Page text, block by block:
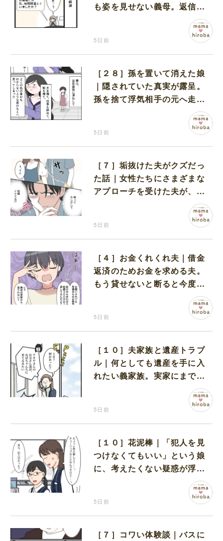
も姿を見せない義母。返信す
らなく不安な時間を過ごす
5日前
［２８］孫を置いて消えた娘
｜隠されていた真実が露呈。
孫を捨て浮気相手の元へ走り
5日前
［７］垢抜けた夫がクズだっ
た話｜女性たちにさまざまな
アプローチを受けた夫が、垢
抜け効果をジワジワと実感し
5日前
［４］お金くれくれ夫｜借金
返済のためお金を求める夫。
もう貸せないと断ると今度は
5日前
［１０］夫家族と遺産トラブ
ル｜何としても遺産を手に入
れたい義家族。実家にまで押
しかける執念に言葉を失う
5日前
［１０］花泥棒｜「犯人を見
つけなくてもいい」という娘
に、考えたくない疑惑が浮か
5日前
［７］コワい体験談｜バスに